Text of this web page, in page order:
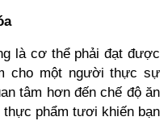
là cơ thể phải đạt được
cho một người thực sự
tâm hơn đến chế độ ăn
thực phẩm tươi khiến bạn